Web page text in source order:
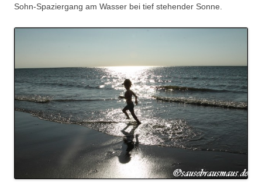
Sohn-Spaziergang am Wasser bei tief stehender Sonne.